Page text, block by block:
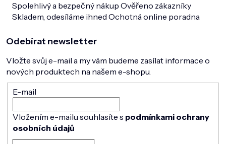
Spolehlivý a bezpečný nákup Ověřeno zákazníky
Skladem, odesíláme ihned Ochotná online poradna
Odebírat newsletter
Vložte svůj e-mail a my vám budeme zasílat informace o
nových produktech na našem e-shopu.
E-mail
Vložením e-mailu souhlasíte s podmínkami ochrany
osobních údajů